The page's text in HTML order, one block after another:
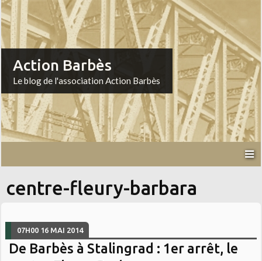
Action Barbès
Le blog de l'association Action Barbès
centre-fleury-barbara
07H00 16 MAI 2014
De Barbès à Stalingrad : 1er arrêt, le